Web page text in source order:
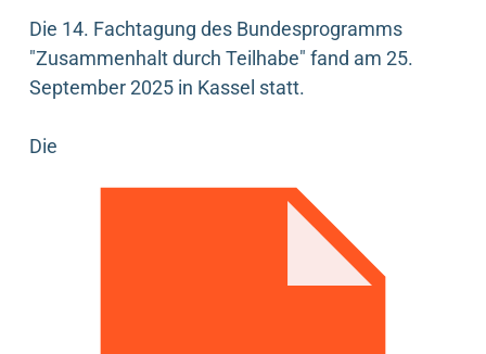
Die 14. Fachtagung des Bundesprogramms
"Zusammenhalt durch Teilhabe" fand am 25.
September 2025 in Kassel statt.
Die